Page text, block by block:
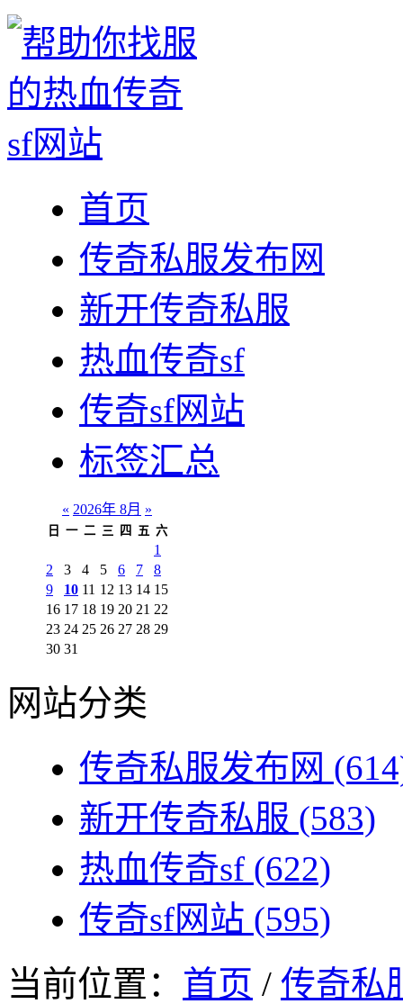
首页
传奇私服发布网
新开传奇私服
热血传奇sf
传奇sf网站
标签汇总
« 2026年 8月 »
日 一 二 三 四 五 六
1
2
3 4 5 6 7
8
9
10 11 12 13 14 15
16 17 18 19 20 21 22
23 24 25 26 27 28 29
30 31
网站分类
传奇私服发布网
新开传奇私服 (583)
热血传奇sf (622)
传奇sf网站 (595)
当前位置： 首页 / 传奇私